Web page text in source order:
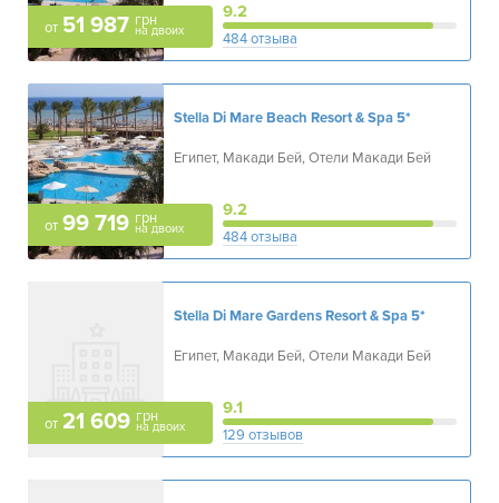
от 51 987 грн
на двоих
9.2
484 отзыва
от 99 719 грн
на двоих
Stella Di Mare Beach Resort & Spa5*
Египет, Макади Бей, Отели Макади Бей
9.2
484 отзыва
от 21 609 грн
на двоих
Stella Di Mare Gardens Resort & Spa5*
Египет, Макади Бей, Отели Макади Бей
9.1
129 отзывов